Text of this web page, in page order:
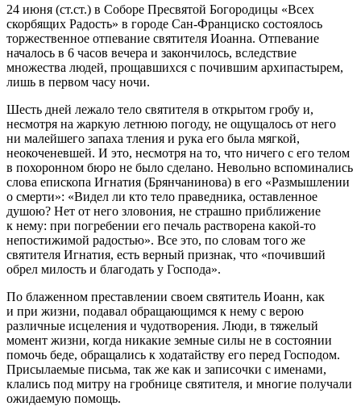
24 июня (ст.ст.) в Соборе Пресвятой Богородицы «Всех
скорбящих Радость» в городе Сан-Франциско состоялось
торжественное отпевание святителя Иоанна. Отпевание
началось в 6 часов вечера и закончилось, вследствие
множества людей, прощавшихся с почившим архипастырем,
лишь в первом часу ночи.
Шесть дней лежало тело святителя в открытом гробу и,
несмотря на жаркую летнюю погоду, не ощущалось от него
ни малейшего запаха тления и рука его была мягкой,
неокоченевшей. И это, несмотря на то, что ничего с его телом
в похоронном бюро не было сделано. Невольно вспоминались
слова епископа Игнатия (Брянчанинова) в его «Размышлении
о смерти»: «Видел ли кто тело праведника, оставленное
душою? Нет от него зловония, не страшно приближение
к нему: при погребении его печаль растворена какой-то
непостижимой радостью». Все это, по словам того же
святителя Игнатия, есть верный признак, что «почивший
обрел милость и благодать у Господа».
По блаженном преставлении своем святитель Иоанн, как
и при жизни, подавал обращающимся к нему с верою
различные исцеления и чудотворения. Люди, в тяжелый
момент жизни, когда никакие земные силы не в состоянии
помочь беде, обращались к ходатайству его перед Господом.
Присылаемые письма, так же как и записочки с именами,
клались под митру на гробнице святителя, и многие получали
ожидаемую помощь.